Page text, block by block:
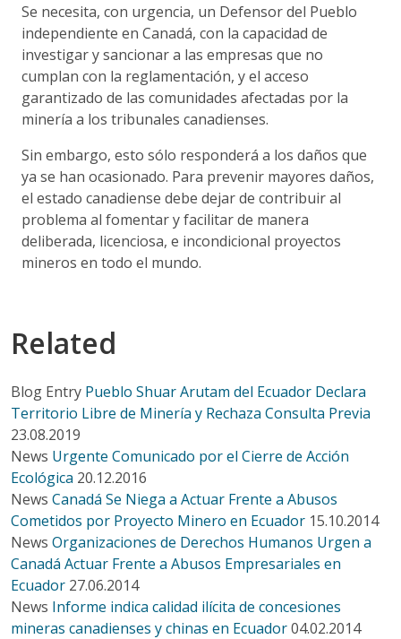
Se necesita, con urgencia, un Defensor del Pueblo
independiente en Canadá, con la capacidad de
investigar y sancionar a las empresas que no
cumplan con la reglamentación, y el acceso
garantizado de las comunidades afectadas por la
minería a los tribunales canadienses.
Sin embargo, esto sólo responderá a los daños que
ya se han ocasionado. Para prevenir mayores daños,
el estado canadiense debe dejar de contribuir al
problema al fomentar y facilitar de manera
deliberada, licenciosa, e incondicional proyectos
mineros en todo el mundo.
Related
Blog Entry Pueblo Shuar Arutam del Ecuador Declara
Territorio Libre de Minería y Rechaza Consulta Previa
23.08.2019
News Urgente Comunicado por el Cierre de Acción
Ecológica 20.12.2016
News Canadá Se Niega a Actuar Frente a Abusos
Cometidos por Proyecto Minero en Ecuador 15.10.2014
News Organizaciones de Derechos Humanos Urgen a
Canadá Actuar Frente a Abusos Empresariales en
Ecuador 27.06.2014
News Informe indica calidad ilícita de concesiones
mineras canadienses y chinas en Ecuador04.02.2014